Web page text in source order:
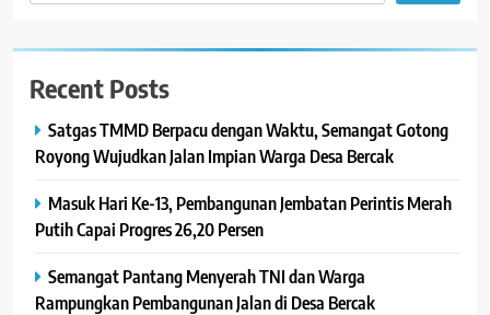
Recent Posts
Satgas TMMD Berpacu dengan Waktu, Semangat Gotong
Royong Wujudkan Jalan Impian Warga Desa Bercak
Masuk Hari Ke-13, Pembangunan Jembatan Perintis Merah
Putih Capai Progres 26,20 Persen
Semangat Pantang Menyerah TNI dan Warga
Rampungkan Pembangunan Jalan di Desa Bercak